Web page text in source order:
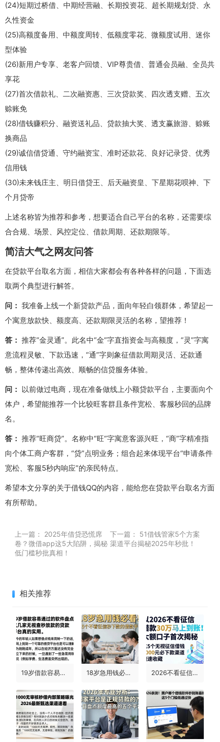
(24)短期过桥借、中期经营融、长期投资花、超长期规划贷、永
久性资金
(25)高额度备用、中额度周转、低额度零花、微额度试用、迷你
型体验
(26)新用户专享、老客户回馈、VIP尊贵借、普通会员融、全员共
享花
(27)首次借款礼、二次融资惠、三次贷款奖、四次透支赠、五次
赊账免
(28)借钱赚积分、融资送礼品、贷款抽大奖、透支赢旅游、赊账
换商品
(29)诚信借贷通、守约融资宝、准时还款花、良好记录贷、优秀
信用钱
(30)未来钱庄主、明日借贷王、后天融资皇、下星期花呗神、下
个月贷帝
上述名称皆为推荐和参考，想要适合自己平台的名称，还需要综
合合规、场景、风控定位、借款周期、还款期限等。
简洁大气之网友问答
在贷款平台取名方面，相信大家都会有各种各样的问题，下面选
取两个典型进行解答。
问： 我准备上线一个新贷款产品，面向年轻白领群体，希望起一
个寓意放款快、额度高、还款期限灵活的名称，望推荐！
答： 推荐“金灵通”。此名中“金”字直指资金与高额度，“灵”字寓
意流程灵敏、下款迅速，“通”字则象征借款周期灵活、还款通
畅，整体传递出高效、顺畅的信贷服务体验。
问： 以前做过电商，现在准备做线上小额贷款平台，主要面向个
体户，希望能推荐一个比较旺客群且条件宽松、客服秒回的品牌
名。
答： 推荐“旺商贷”。名称中“旺”字寓意客源兴旺，“商”字精准指
向个体工商户客群，“贷”点明业务；组合起来体现平台“申请条件
宽松、客服5秒内响应”的亲民特点。
希望本文分享的关于借钱QQ的内容，能给您在贷款平台取名方面
有所帮助。
上一篇：
2025年借贷恐慌席
卷？微借app这5大陷阱，揭秘
低门槛秒批真相！
下一篇：
51借钱管家5个方案
渠道平台揭秘2025年秒批！
相关推荐
19岁借款容易通过的软件盘点！这几家无视查秒放款的贷款平台真的实用 18岁急用钱必看！这5个不看征信秒下款的借款平台，18岁也能轻松贷 2026不看征信借款30万马上到账！大额口子首次揭秘，这5个无视征信借钱6000元必下款渠道速速收藏